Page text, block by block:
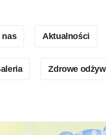
nas Aktualności
Zdrowe